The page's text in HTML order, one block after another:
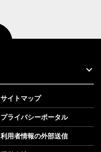
サイトマップ
プライバシーポータル
利用者情報の外部送信